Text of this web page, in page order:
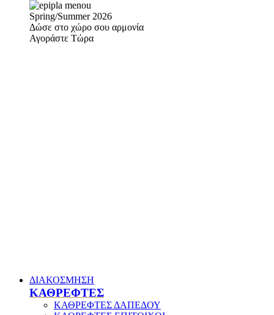
Spring/Summer 2026
Δώσε στο χώρο σου αρμονία
Αγοράστε Τώρα
ΔΙΑΚΟΣΜΗΣΗ
ΚΑΘΡΕΦΤΕΣ
ΚΑΘΡΕΦΤΕΣ ΔΑΠΕΔΟΥ